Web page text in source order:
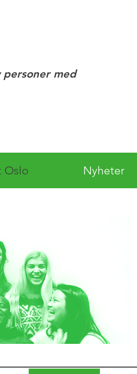
med
Oslo Nyheter